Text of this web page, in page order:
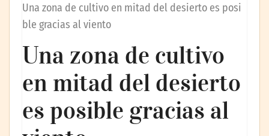
Una zona de cultivo en mitad del desierto es posi
ble gracias al viento
Una zona de cultivo
en mitad del desierto
es posible gracias al